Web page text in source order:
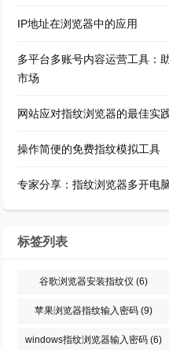
IP地址在浏览器中的应用
多平台多账号内容运营工具：
市场
网站应对指纹浏览器的最佳实
操作简便的免费指纹模拟工具
专家分享：指纹浏览器多开电
标签列表
谷歌浏览器安装指纹仪 (6)
苹果浏览器指纹输入密码 (9)
windows指纹浏览器输入密码 (6)